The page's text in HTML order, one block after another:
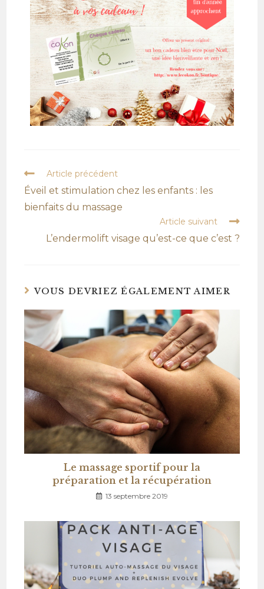
Article précédent
Éveil et stimulation chez les enfants : les
bienfaits du massage
Article suivant
L’endermolift visage qu’est-ce que c’est ?
VOUS DEVRIEZ ÉGALEMENT AIMER
Le massage sportif pour la
préparation et la récupération
13 septembre 2019